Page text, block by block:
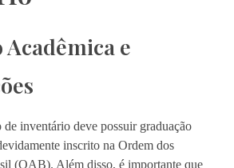
e
inventário deve possuir graduação
inscrito na Ordem dos
(OAB). Além disso, é importante que